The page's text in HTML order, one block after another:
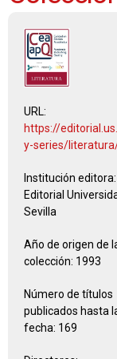
URL:
https://
y-series/
Institución editora:
Editorial
Sevilla
Año de origen de
colección: 1993
Número de títulos
publicados hasta
fecha: 169